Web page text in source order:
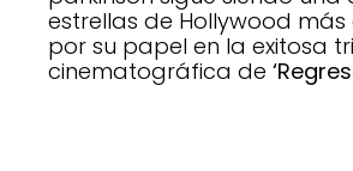
estrellas de Hollywood
por su papel en la exitosa
cinematográfica de